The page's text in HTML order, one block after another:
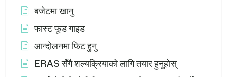
बजेटमा खानु
फास्ट फूड गाइड
आन्दोलनमा फिट हुनु
ERAS सँगै शल्यक्रियाको लागि तयार हुनुहोस्